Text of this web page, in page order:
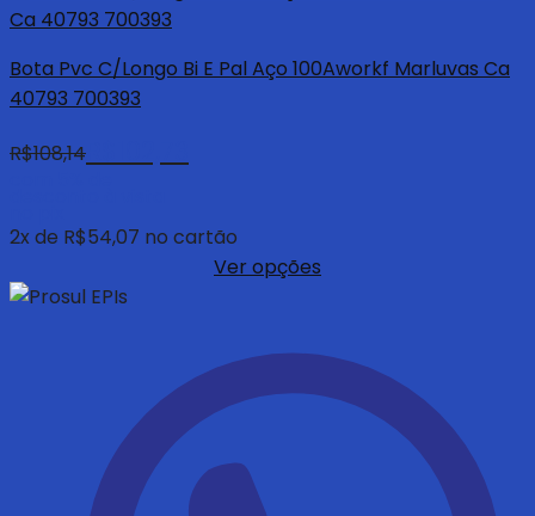
Bota Pvc C/Longo Bi E Pal Aço 100Aworkf Marluvas Ca
40793 700393
2x de R$54,07 no cartão
R$108,14
Ver opções